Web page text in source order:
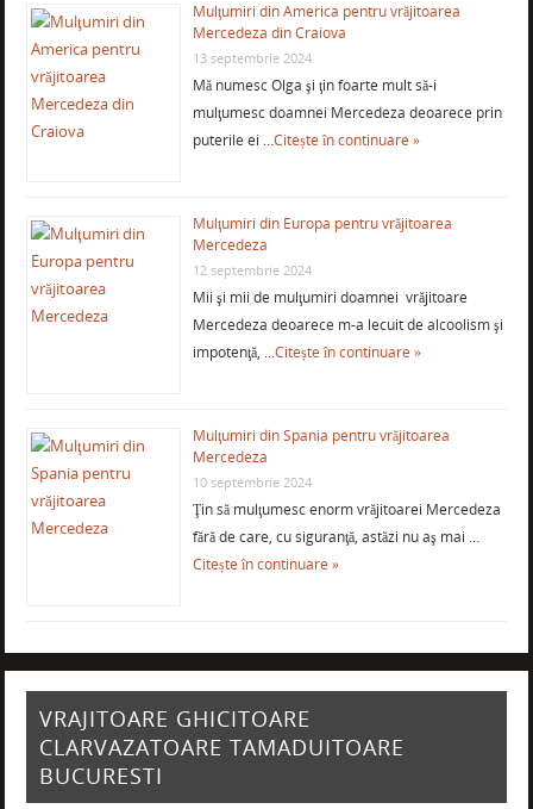
Mulţumiri din America pentru vrăjitoarea
Mercedeza din Craiova
13 septembrie 2024
Mă numesc Olga şi ţin foarte mult să-i
mulţumesc doamnei Mercedeza deoarece prin
puterile ei …Citește în continuare »
Mulţumiri din Europa pentru vrăjitoarea
Mercedeza
12 septembrie 2024
Mii şi mii de mulţumiri doamnei vrăjitoare
Mercedeza deoarece m-a lecuit de alcoolism şi
impotenţă, …Citește în continuare »
Mulţumiri din Spania pentru vrăjitoarea
Mercedeza
10 septembrie 2024
Ţin să mulţumesc enorm vrăjitoarei Mercedeza
fără de care, cu siguranţă, astăzi nu aş mai …
Citește în continuare »
VRAJITOARE GHICITOARE
CLARVAZATOARE TAMADUITOARE
BUCURESTI